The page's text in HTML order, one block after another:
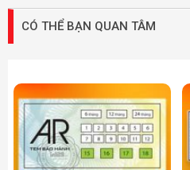
CÓ THỂ BẠN QUAN TÂM